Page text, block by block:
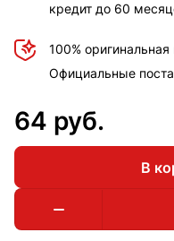
кредит до 60
100%
Официальные
64 руб.
В